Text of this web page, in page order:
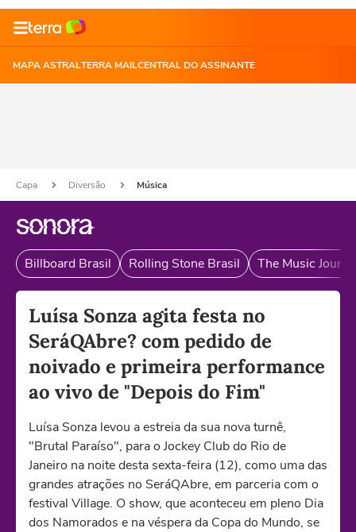
MAPA ASTRALTERRA MAILCENTRAL DO ASSINANTE
Capa Diversão Música
Billboard Brasil Rolling Stone Brasil The Music
Luísa Sonza agita festa no
SeráQAbre? com pedido de
noivado e primeira performance
ao vivo de "Depois do Fim"
Luísa Sonza levou a estreia da sua nova turnê,
"Brutal Paraíso", para o Jockey Club do Rio de
Janeiro na noite desta sexta-feira (12), como uma das
grandes atrações no SeráQAbre, em parceria com o
festival Village. O show, que aconteceu em pleno Dia
dos Namorados e na véspera da Copa do Mundo, se